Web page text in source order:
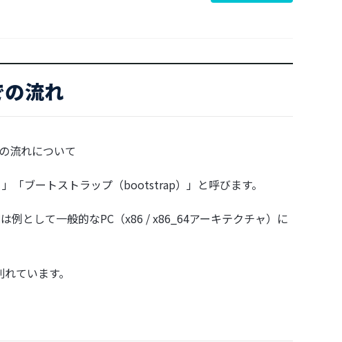
流れ
流れについて
「ブートストラップ（bootstrap）」と呼びます。
例として一般的なPC（x86 / x86_64アーキテクチャ）に
ています。